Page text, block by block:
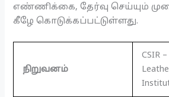
எண்ணிக்கை, தேர்வு செய்யும்
கீழே கொடுக்கப்பட்டுள்ளது.
நிறுவனம்
CSIR